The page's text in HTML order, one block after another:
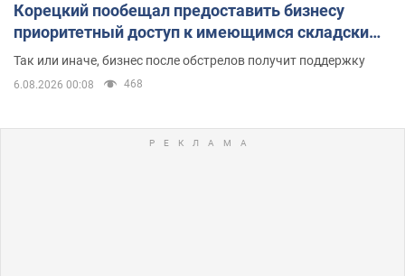
Корецкий пообещал предоставить бизнесу
приоритетный доступ к имеющимся складским
помещениям
Так или иначе, бизнес после обстрелов получит поддержку
6.08.2026 00:08 468